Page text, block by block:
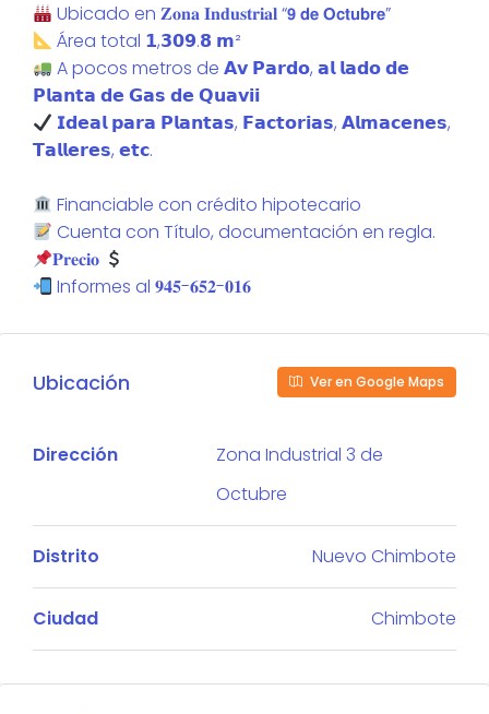
Ubicado en 𝐙𝐨𝐧𝐚 𝐈𝐧𝐝𝐮𝐬𝐭𝐫𝐢𝐚𝐥 “𝟵 𝗱𝗲 𝗢𝗰𝘁𝘂𝗯𝗿𝗲”
Área total 𝟭,𝟯𝟬𝟵.𝟴 𝗺²
A pocos metros de 𝗔𝘃 𝗣𝗮𝗿𝗱𝗼, 𝗮𝗹 𝗹𝗮𝗱𝗼 𝗱𝗲
𝗣𝗹𝗮𝗻𝘁𝗮 𝗱𝗲 𝗚𝗮𝘀 𝗱𝗲 𝗤𝘂𝗮𝘃𝗶𝗶
𝗜𝗱𝗲𝗮𝗹 𝗽𝗮𝗿𝗮 𝗣𝗹𝗮𝗻𝘁𝗮𝘀, 𝗙𝗮𝗰𝘁𝗼𝗿𝗶𝗮𝘀, 𝗔𝗹𝗺𝗮𝗰𝗲𝗻𝗲𝘀,
𝗧𝗮𝗹𝗹𝗲𝗿𝗲𝘀, 𝗲𝘁𝗰.
Financiable con crédito hipotecario
Cuenta con Título, documentación en regla.
𝐏𝐫𝐞𝐜𝐢𝐨
Informes al 𝟗𝟒𝟓-𝟔𝟓𝟐-𝟎𝟏𝟔
Ubicación Ver en Google Maps
Dirección
Zona Industrial 3 de
Octubre
Distrito Nuevo Chimbote
Ciudad Chimbote